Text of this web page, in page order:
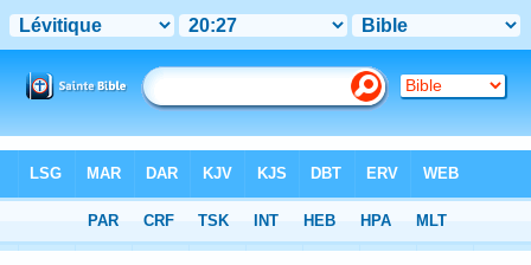
Chapitre 20 > Verset 27